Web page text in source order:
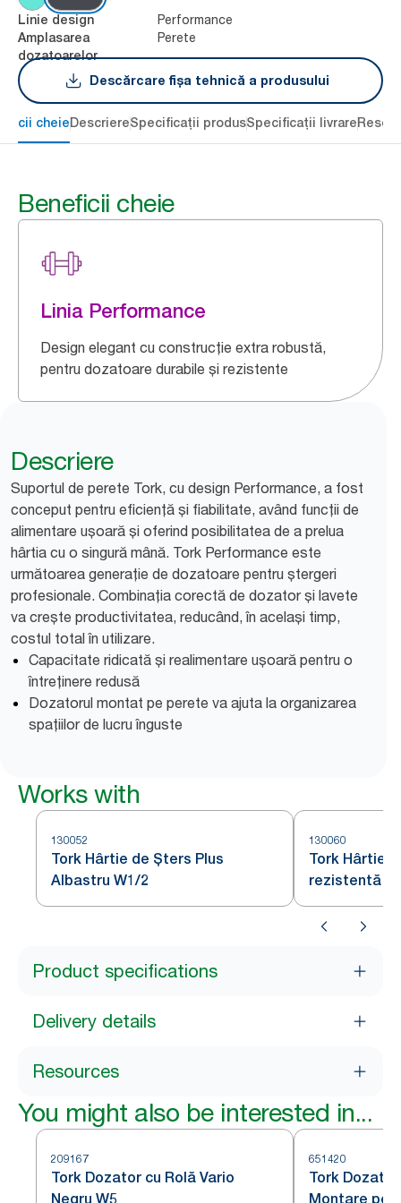
Linie design Performance
Amplasarea
dozatoarelor
Perete
Descărcare fișa tehnică a produsului
cheieDescriereSpecificații produsSpecificații livrare
Beneficii cheie
Linia Performance
Design elegant cu construcție extra robustă,
pentru dozatoare durabile și rezistente
Descriere
Suportul de perete Tork, cu design Performance, a fost
conceput pentru eficiență și fiabilitate, având funcții de
alimentare ușoară și oferind posibilitatea de a prelua
hârtia cu o singură mână. Tork Performance este
următoarea generație de dozatoare pentru ștergeri
profesionale. Combinația corectă de dozator și lavete
va crește productivitatea, reducând, în același timp,
costul total în utilizare.
Capacitate ridicată și realimentare ușoară pentru o
întreținere redusă
Dozatorul montat pe perete va ajuta la organizarea
spațiilor de lucru înguste
Works with
130052
Tork Hârtie de Șters Plus
Albastru W1/2
130060
Tork Hârtie
rezistentă
Product specifications
Delivery details
Resources
You might also be interested in...
209167
Tork Dozator cu Rolă Vario
Negru W5
651420
Tork Dozator Hârtie de Șters cu
Montare pe